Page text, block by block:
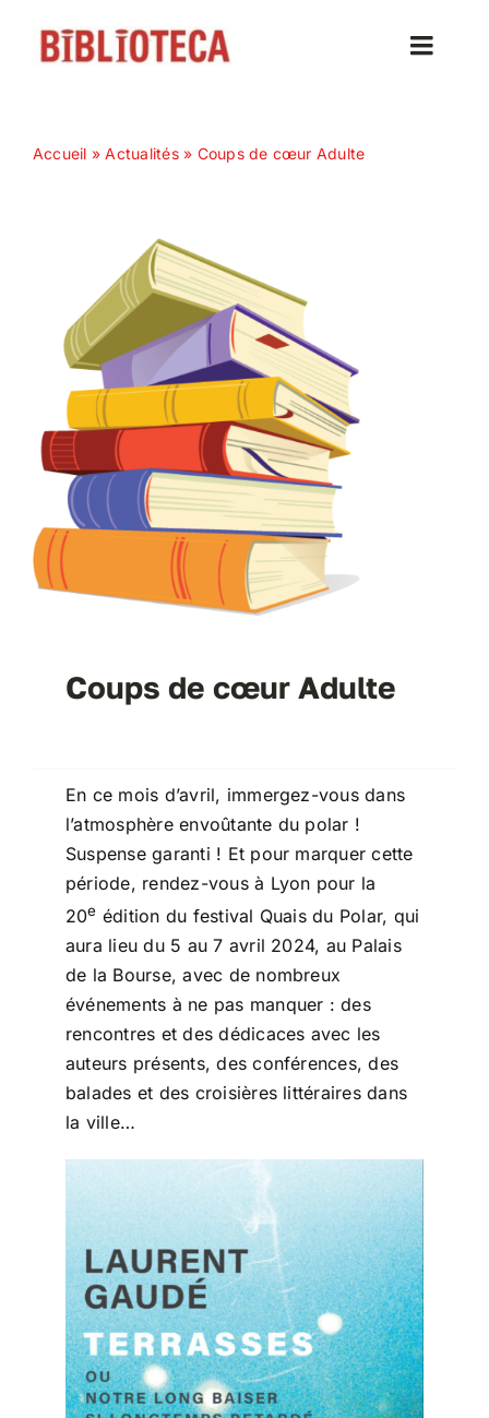
Toggle
Nos magazines
Abonnez-vous
Contact
Accueil »Actualités» Coups de cœur Adulte
Coups de cœur Adulte
En ce mois d’avril, immergez-vous dans
l’atmosphère envoûtante du polar !
Suspense garanti ! Et pour marquer cette
période, rendez-vous à Lyon pour la
20e édition du festival Quais du Polar, qui
aura lieu du 5 au 7 avril 2024, au Palais
de la Bourse, avec de nombreux
événements à ne pas manquer : des
rencontres et des dédicaces avec les
auteurs présents, des conférences, des
balades et des croisières littéraires dans
la ville…